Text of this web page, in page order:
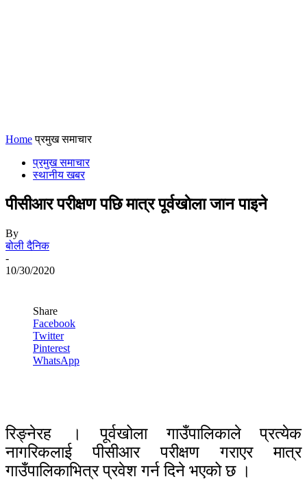
Home प्रमुख समाचार
प्रमुख समाचार
स्थानीय खबर
पीसीआर परीक्षण पछि मात्र पूर्वखाेला जान पाइने
By
बोली दैनिक
-
10/30/2020
Share
Facebook
Twitter
Pinterest
WhatsApp
रिङ्नेरह । पूर्वखोला गाउँपालिकाले प्रत्येक
नागरिकलाई पीसीआर परीक्षण गराएर मात्र
गाउँपालिकाभित्र प्रवेश गर्न दिने भएको छ ।